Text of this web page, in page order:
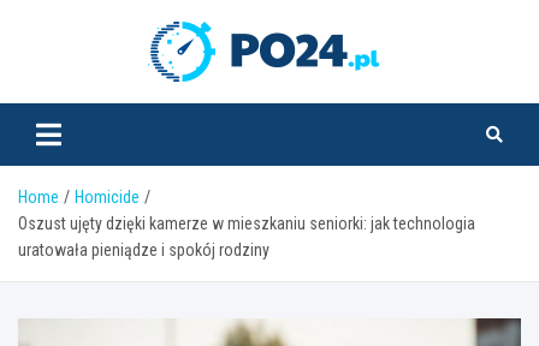
Home
Homicide
Oszust ujęty dzięki kamerze w mieszkaniu seniorki: jak technologia
uratowała pieniądze i spokój rodziny